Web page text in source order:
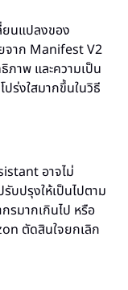
ยนแปลงของ
จาก Manifest V2
ภาพ และความเป็น
ร่งใสมากขึ้นในวิธี
อาจไม่
บปรุงให้เป็นไปตาม
รมากเกินไป หรือ
ตัดสินใจยกเลิก